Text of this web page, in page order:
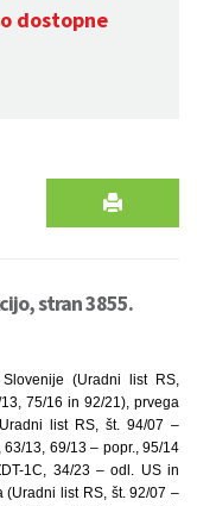
dostopne
stran 3855.
(Uradni list RS,
75/16 in 92/21), prvega
list RS, št. 94/07 –
13, 69/13 – popr., 95/14
1C, 34/23 – odl. US in
(Uradni list RS, št. 92/07 –